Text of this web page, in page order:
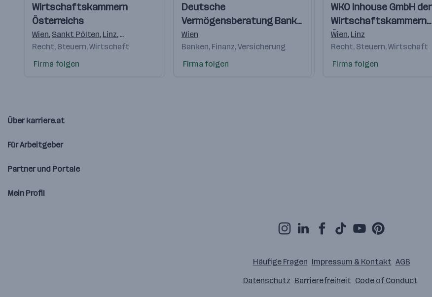
Videos
Einblicke
Einblicke
Wirtschaftskammern
Österreichs
Wien, Sankt Pölten, Linz, Salzburg Innsbruck,Feldkirch
Eisenstadt
Recht, Steuern, Wirtschaft
Firma folgen
Videos
Einblicke
Einblicke
Deutsche
Vermögensberatung Bank
AG
Wien
Banken, Finanz, Versicherung
Firma folgen
Videos
Einblicke
WKO Inhouse GmbH der
Wirtschaftskammern
Österreichs
Wien, Linz
Recht, Steuern, Wirtschaft
Firma folgen
Über karriere.at
Für Arbeitgeber
Partner und Portale
Mein Profil
Häufige Fragen Impressum & Kontakt AGB
Datenschutz Barrierefreiheit Code of Conduct